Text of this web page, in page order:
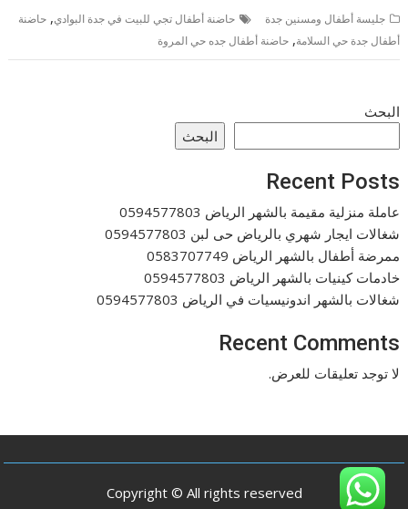
جليسة أطفال ومسنين جدة حاضنة أطفال تجي للبيت في جدة البوادي,حاضنة
أطفال جدة حي السلامة,حاضنة أطفال جده حي المروة
البحث
البحث
Recent Posts
عاملة منزلية مقيمة بالشهر الرياض 0594577803
شغالات ايجار شهري بالرياض حى لبن 0594577803
ممرضة أطفال بالشهر الرياض 0583707749
خادمات كينيات بالشهر الرياض 0594577803
شغالات بالشهر اندونيسيات في الرياض 0594577803
Recent Comments
لا توجد تعليقات للعرض.
Copyright © All rights reserved